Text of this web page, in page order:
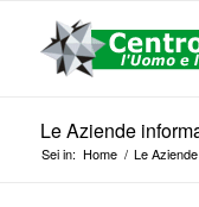
Le Aziende
Sei in: Home / Le